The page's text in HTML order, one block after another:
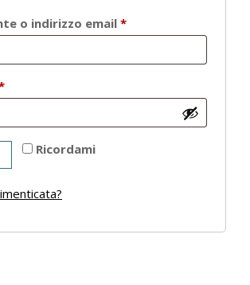
o indirizzo email *Richiesto
Richiesto
Ricordami